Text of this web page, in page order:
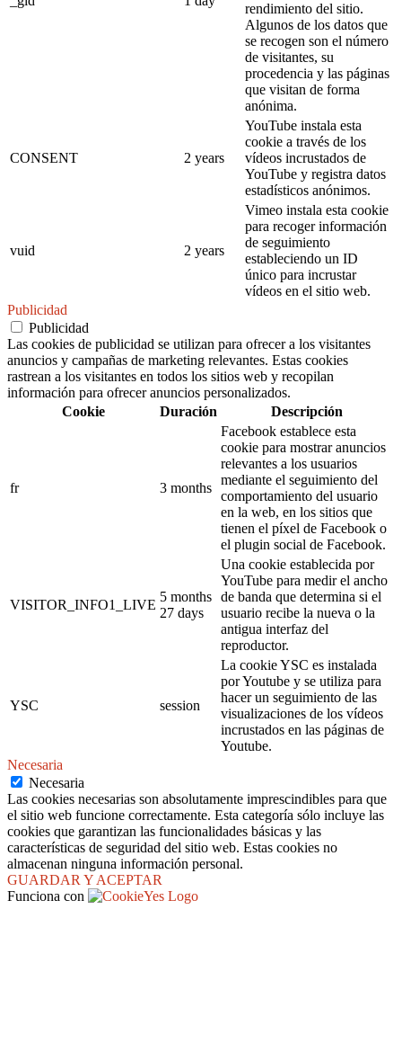
rendimiento del sitio.
Algunos de los datos que
se recogen son el número
de visitantes, su
procedencia y las páginas
que visitan de forma
anónima.
CONSENT 2 years
YouTube instala esta
cookie a través de los
vídeos incrustados de
YouTube y registra datos
estadísticos anónimos.
vuid 2 years
Vimeo instala esta cookie
para recoger información
de seguimiento
estableciendo un ID
único para incrustar
vídeos en el sitio web.
Publicidad
Publicidad
Las cookies de publicidad se utilizan para ofrecer a los visitantes
anuncios y campañas de marketing relevantes. Estas cookies
rastrean a los visitantes en todos los sitios web y recopilan
información para ofrecer anuncios personalizados.
Cookie
Duración Descripción
fr 3 months
Facebook establece esta
cookie para mostrar anuncios
relevantes a los usuarios
mediante el seguimiento del
comportamiento del usuario
en la web, en los sitios que
tienen el píxel de Facebook o
el plugin social de Facebook.
VISITOR_INFO1_LIVE
5 months
27 days
Una cookie establecida por
YouTube para medir el ancho
de banda que determina si el
usuario recibe la nueva o la
antigua interfaz del
reproductor.
YSC session
La cookie YSC es instalada
por Youtube y se utiliza para
hacer un seguimiento de las
visualizaciones de los vídeos
incrustados en las páginas de
Youtube.
Necesaria
Necesaria
Las cookies necesarias son absolutamente imprescindibles para que
el sitio web funcione correctamente. Esta categoría sólo incluye las
cookies que garantizan las funcionalidades básicas y las
características de seguridad del sitio web. Estas cookies no
almacenan ninguna información personal.
GUARDAR Y ACEPTAR
Funciona con